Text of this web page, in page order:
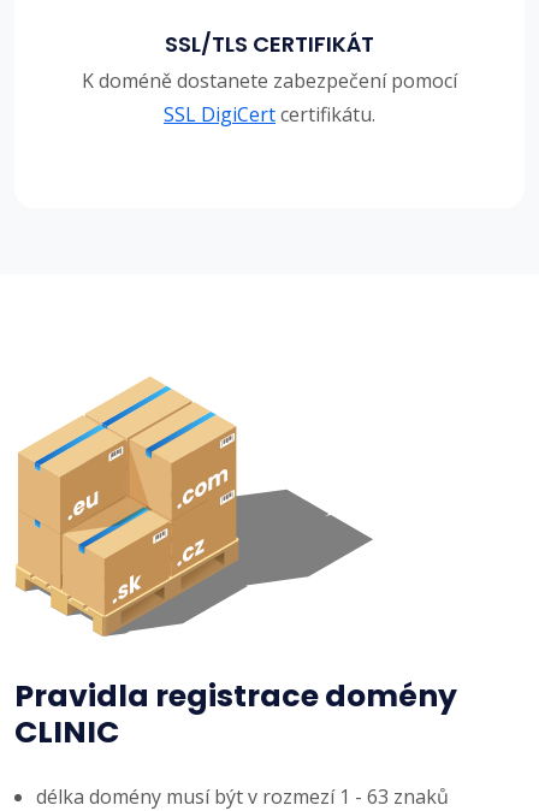
SSL/TLS CERTIFIKÁT
K doméně dostanete zabezpečení pomocí
SSL DigiCertcertifikátu.
Pravidla registrace domény
CLINIC
délka domény musí být v rozmezí 1 - 63 znaků